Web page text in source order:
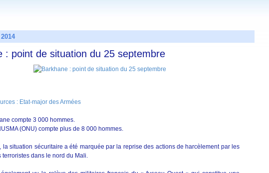
: point de situation du 25 septembre
: Etat-major des Armées
compte 3 000 hommes.
(ONU) compte plus de 8 000 hommes.
la situation sécuritaire a été marquée par la reprise des actions de harcèlement par les
terroristes dans le nord du Mali.